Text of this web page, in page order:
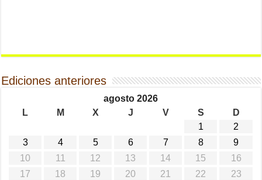
Ediciones anteriores
agosto 2026
L
M X J V S
D
1
2
3
4 5 6 7 8
9
10
11 12 13 14 15
16
17
18 19 20 21 22
23